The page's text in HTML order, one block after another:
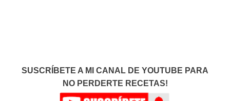
SUSCRÍBETE A MI CANAL DE YOUTUBE PARA
NO PERDERTE RECETAS!